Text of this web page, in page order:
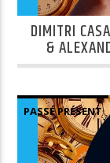
DIMITRI
&
PASSÉ PRÉSENT